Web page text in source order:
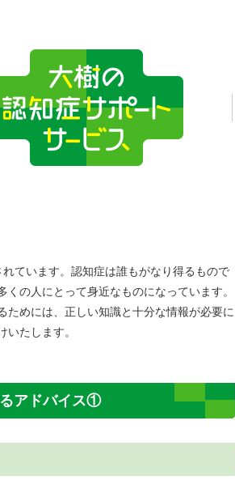
ています。認知症は誰もがなり得るもので
の人にとって身近なものになっています。
めには、正しい知識と十分な情報が必要に
たします。
アドバイス①